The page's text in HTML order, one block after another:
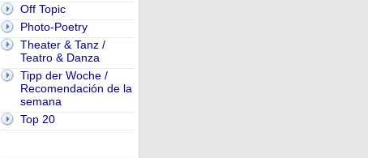
Off Topic
Photo-Poetry
Theater & Tanz /
Teatro & Danza
Tipp der Woche /
Recomendación de la
semana
Top 20